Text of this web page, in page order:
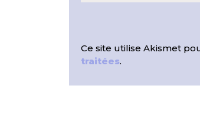
Ce site utilise Akismet
traitées.